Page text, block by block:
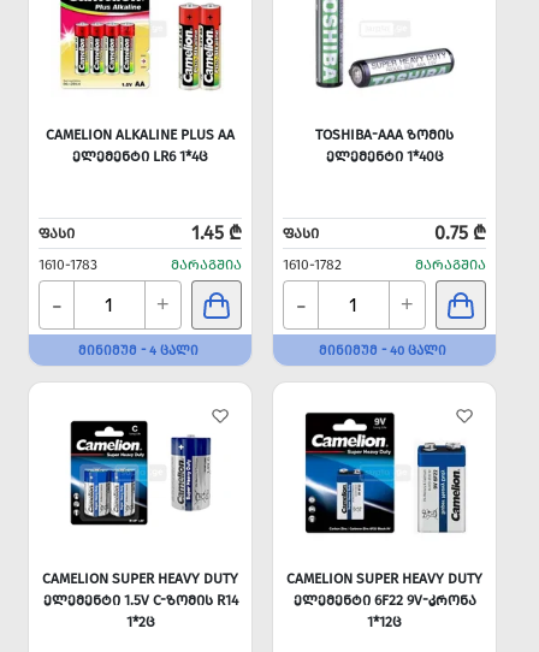
CAMELION ALKALINE PLUS AA
ᲔᲚᲔᲛᲔᲜᲢᲘ LR6 1*4Ც
ᲤᲐᲡᲘ 1.45 ₾
1610-1783 ᲛᲐᲠᲐᲒᲨᲘᲐ
- +
ᲛᲘᲜᲘᲛᲣᲛ - 4 ᲪᲐᲚᲘ
TOSHIBA-AAA ᲖᲝᲛᲘᲡ
ᲔᲚᲔᲛᲔᲜᲢᲘ 1*40Ც
ᲤᲐᲡᲘ 0.75 ₾
1610-1782 ᲛᲐᲠᲐᲒᲨᲘᲐ
- +
ᲛᲘᲜᲘᲛᲣᲛ - 40 ᲪᲐᲚᲘ
CAMELION SUPER HEAVY DUTY
ᲔᲚᲔᲛᲔᲜᲢᲘ 1.5V C-ᲖᲝᲛᲘᲡ R14
1*2Ც
CAMELION SUPER HEAVY DUTY
ᲔᲚᲔᲛᲔᲜᲢᲘ 6F22 9V-ᲙᲠᲝᲜᲐ
1*12Ც